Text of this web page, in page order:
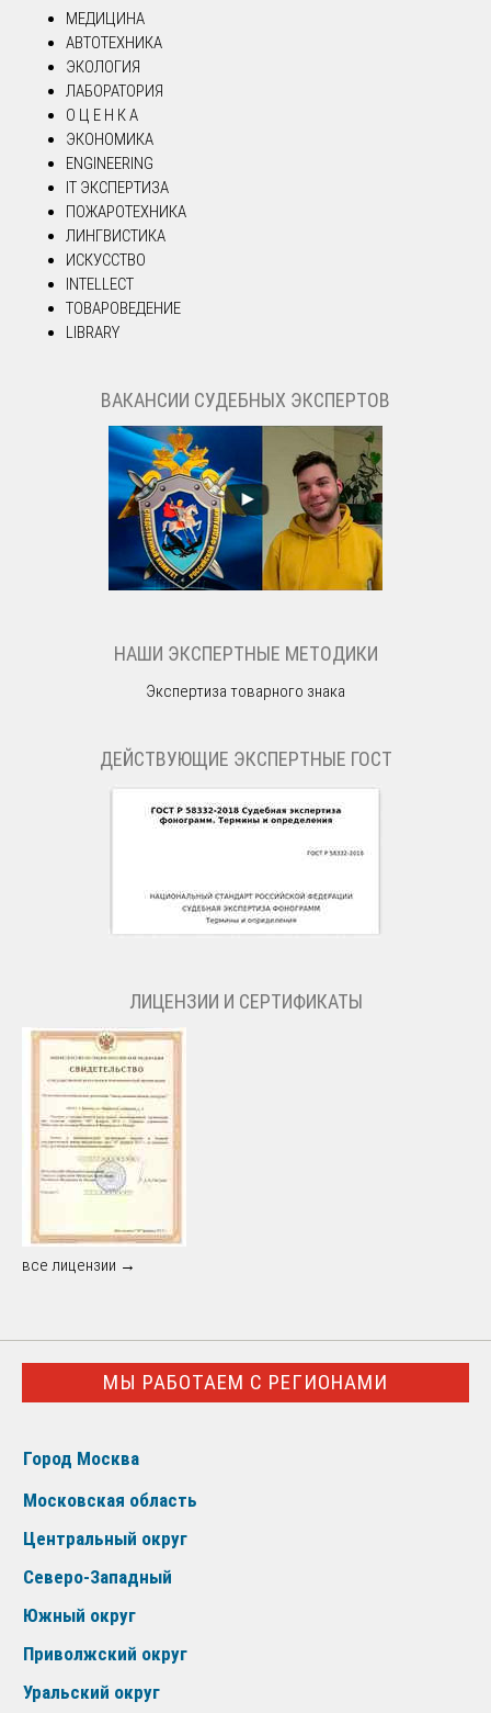
МЕДИЦИНА
АВТОТЕХНИКА
ЭКОЛОГИЯ
ЛАБОРАТОРИЯ
О Ц Е Н К А
ЭКОНОМИКА
ENGINEERING
IT ЭКСПЕРТИЗА
ПОЖАРОТЕХНИКА
ЛИНГВИСТИКА
ИСКУССТВО
INTELLECT
ТОВАРОВЕДЕНИЕ
LIBRARY
ВАКАНСИИ СУДЕБНЫХ ЭКСПЕРТОВ
НАШИ ЭКСПЕРТНЫЕ МЕТОДИКИ
Экспертиза товарного знака
ДЕЙСТВУЮЩИЕ ЭКСПЕРТНЫЕ ГОСТ
ЛИЦЕНЗИИ И СЕРТИФИКАТЫ
все лицензии →
МЫ РАБОТАЕМ С РЕГИОНАМИ
Город Москва
Московская область
Центральный округ
Северо-Западный
Южный округ
Приволжский округ
Уральский округ